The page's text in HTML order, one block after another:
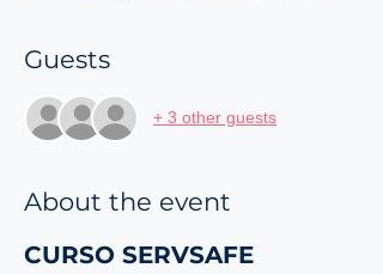
Guests
+ 3 other guests
About the event
CURSO SERVSAFE